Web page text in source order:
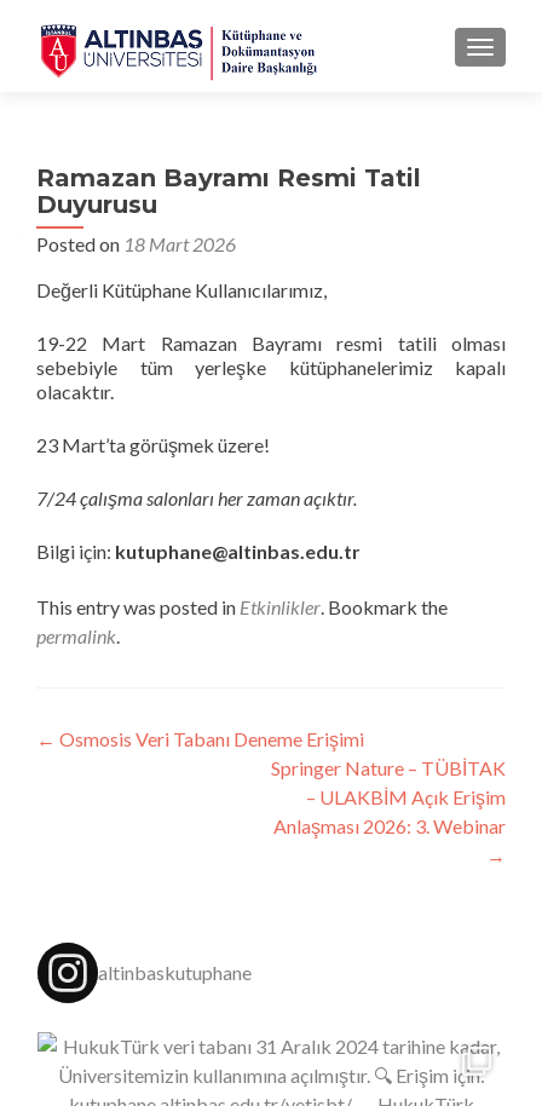
MENU
Ramazan Bayramı Resmi Tatil
Duyurusu
Posted on 18 Mart 2026
Değerli Kütüphane Kullanıcılarımız,
19-22 Mart Ramazan Bayramı resmi tatili olması
sebebiyle tüm yerleşke kütüphanelerimiz kapalı
olacaktır.
23 Mart’ta görüşmek üzere!
7/24 çalışma salonları her zaman açıktır.
Bilgi için: kutuphane@altinbas.edu.tr
This entry was posted in Etkinlikler. Bookmark the
permalink.
Post
← Osmosis Veri Tabanı Deneme Erişimi
Springer Nature – TÜBİTAK
– ULAKBİM Açık Erişim
Anlaşması 2026: 3. Webinar
→
altinbaskutuphane